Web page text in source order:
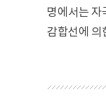
명에서는 자
감합선에 의